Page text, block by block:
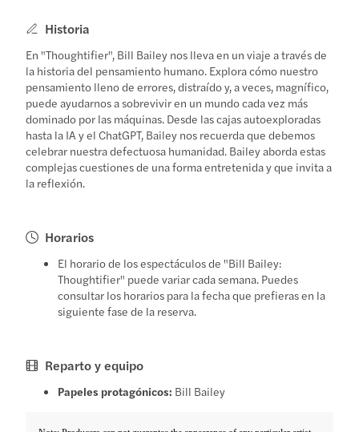
Historia
En "Thoughtifier", Bill Bailey nos lleva en un viaje a través de
la historia del pensamiento humano. Explora cómo nuestro
pensamiento lleno de errores, distraído y, a veces, magnífico,
puede ayudarnos a sobrevivir en un mundo cada vez más
dominado por las máquinas. Desde las cajas autoexploradas
hasta la IA y el ChatGPT, Bailey nos recuerda que debemos
celebrar nuestra defectuosa humanidad. Bailey aborda estas
complejas cuestiones de una forma entretenida y que invita a
la reflexión.
Horarios
El horario de los espectáculos de "Bill Bailey:
Thoughtifier" puede variar cada semana. Puedes
consultar los horarios para la fecha que prefieras en la
siguiente fase de la reserva.
Reparto y equipo
Papeles protagónicos: Bill Bailey